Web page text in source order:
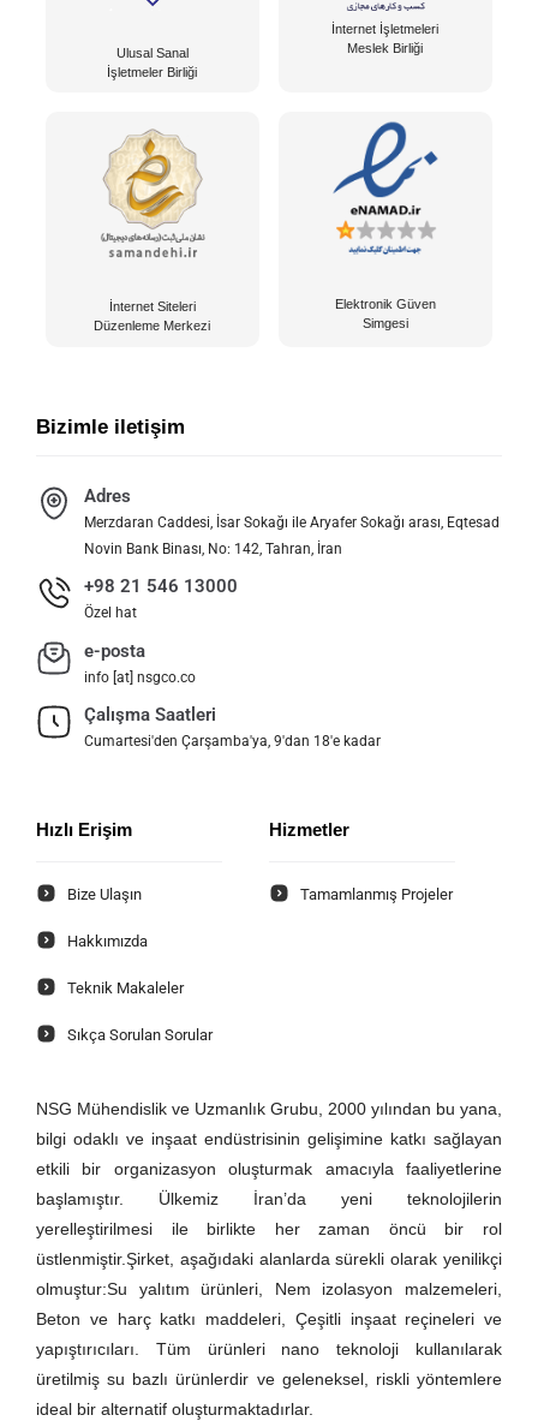
Ulusal Sanal
İşletmeler Birliği
İnternet İşletmeleri
Meslek Birliği
İnternet Siteleri
Düzenleme Merkezi
Elektronik Güven
Simgesi
Bizimle iletişim
Adres
Merzdaran Caddesi, İsar Sokağı ile Aryafer Sokağı arası, Eqtesad
Novin Bank Binası, No: 142, Tahran, İran
+98 21 546 13000
Özel hat
e-posta
info [at] nsgco.co
Çalışma Saatleri
Cumartesi'den Çarşamba'ya, 9'dan 18'e kadar
Hızlı Erişim
Bize Ulaşın
Hakkımızda
Teknik Makaleler
Sıkça Sorulan Sorular
Hizmetler
Tamamlanmış Projeler
NSG Mühendislik ve Uzmanlık Grubu, 2000 yılından bu yana,
bilgi odaklı ve inşaat endüstrisinin gelişimine katkı sağlayan
etkili bir organizasyon oluşturmak amacıyla faaliyetlerine
başlamıştır. Ülkemiz İran’da yeni teknolojilerin
yerelleştirilmesi ile birlikte her zaman öncü bir rol
üstlenmiştir.Şirket, aşağıdaki alanlarda sürekli olarak yenilikçi
olmuştur:Su yalıtım ürünleri, Nem izolasyon malzemeleri,
Beton ve harç katkı maddeleri, Çeşitli inşaat reçineleri ve
yapıştırıcıları. Tüm ürünleri nano teknoloji kullanılarak
üretilmiş su bazlı ürünlerdir ve geleneksel, riskli yöntemlere
ideal bir alternatif oluşturmaktadırlar.